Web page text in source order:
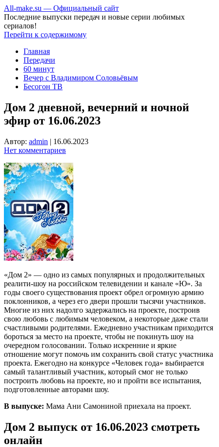
All-make.su — Официальный сайт
Последние выпуски передач и новые серии любимых
сериалов!
Перейти к содержимому
Главная
Передачи
60 минут
Вечер с Владимиром Соловьёвым
Бесогон ТВ
Дом 2 дневной, вечерний и ночной
эфир от 16.06.2023
Автор: admin | 16.06.2023
Нет комментариев
«Дом 2» — одно из самых популярных и продолжительных
реалити-шоу на российском телевидении и канале «Ю». За
годы своего существования проект обрел огромную армию
поклонников, а через его двери прошли тысячи участников.
Многие из них надолго задержались на проекте, построив
свою любовь с любимым человеком, а некоторые даже стали
счастливыми родителями. Ежедневно участникам приходится
бороться за место на проекте, чтобы не покинуть шоу на
очередном голосовании. Только искренние и яркие
отношение могут помочь им сохранить свой статус участника
проекта. Ежегодно на конкурсе «Человек года» выбирается
самый талантливый участник, который смог не только
построить любовь на проекте, но и пройти все испытания,
подготовленные авторами шоу.
В выпуске: Мама Ани Самониной приехала на проект.
Дом 2 выпуск от 16.06.2023 смотреть
онлайн